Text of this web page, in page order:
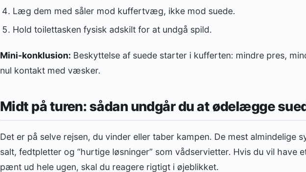
Læg dem med såler mod kuffertvæg, ikke mod suede.
Hold toilettasken fysisk adskilt for at undgå spild.
Mini-konklusion: Beskyttelse af suede starter i kufferten: mindre pres,
nul kontakt med væsker.
Midt på turen: sådan undgår du at ødelægge
Det er på selve rejsen, du vinder eller taber kampen. De mest almindelige
salt, fedtpletter og “hurtige løsninger” som vådservietter. Hvis du vil have
pænt ud hele ugen, skal du reagere rigtigt i øjeblikket.